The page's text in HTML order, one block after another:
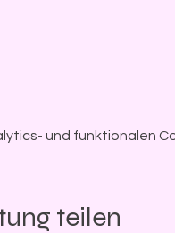
und funktionalen
teilen